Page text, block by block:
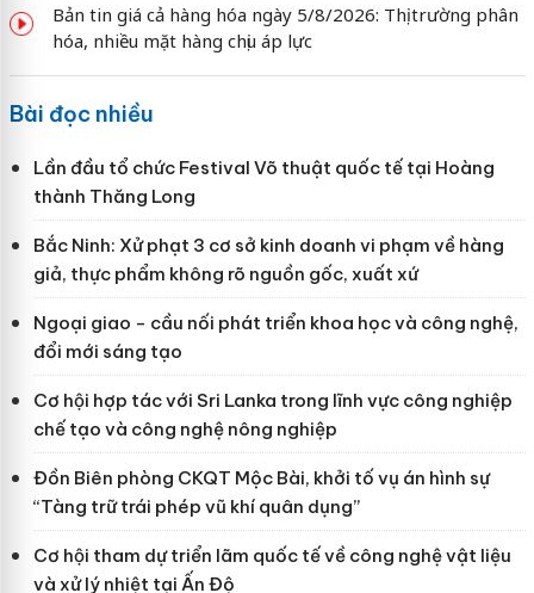
Bản tin giá cả hàng hóa ngày 5/8/2026: Thị trường phân
hóa, nhiều mặt hàng chịu áp lực
Bài đọc nhiều
Lần đầu tổ chức Festival Võ thuật quốc tế tại Hoàng
thành Thăng Long
Bắc Ninh: Xử phạt 3 cơ sở kinh doanh vi phạm về hàng
giả, thực phẩm không rõ nguồn gốc, xuất xứ
Ngoại giao - cầu nối phát triển khoa học và công nghệ,
đổi mới sáng tạo
Cơ hội hợp tác với Sri Lanka trong lĩnh vực công nghiệp
chế tạo và công nghệ nông nghiệp
Đồn Biên phòng CKQT Mộc Bài, khởi tố vụ án hình sự
“Tàng trữ trái phép vũ khí quân dụng”
Cơ hội tham dự triển lãm quốc tế về công nghệ vật liệu
và xử lý nhiệt tại Ấn Độ